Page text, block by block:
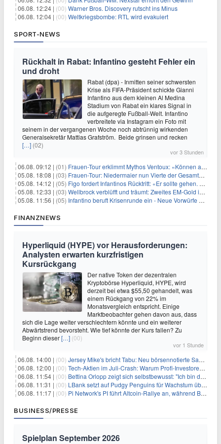
06.08. 12:24 | (00) Warner Bros. Discovery rutscht ins Minus
06.08. 12:04 | (00) Weltkriegsbombe: RTL wird evakuiert
SPORT-NEWS
Rückhalt in Rabat: Infantino gesteht Fehler ein
und droht
Rabat (dpa) - Inmitten seiner schwersten
Krise als FIFA-Präsident schickte Gianni
Infantino aus dem kleinen Al Medina
Stadium von Rabat ein klares Signal in
die aufgeregte Fußball-Welt. Infantino
verbreitete via Instagram ein Foto mit
seinem in der vergangenen Woche noch abtrünnig wirkenden
Generalsekretär Mattias Grafström. Beide grinsen und recken
[…] (02)
vor 3 Stunden
06.08. 09:12 | (01) Frauen-Tour erklimmt Mythos Ventoux: «Können alles schaffen»
05.08. 18:08 | (03) Frauen-Tour: Niedermaier nun Vierte der Gesamtwertung
05.08. 14:12 | (05) Figo fordert Infantinos Rücktritt: «Er sollte gehen. Jetzt»
05.08. 12:33 | (03) Wellbrock verblüfft und träumt: Zweites EM-Gold in Paris
05.08. 11:56 | (05) Infantino beruft Krisenrunde ein - Neue Vorwürfe gegen FIFA
FINANZNEWS
Hyperliquid (HYPE) vor Herausforderungen:
Analysten erwarten kurzfristigen
Kursrückgang
Der native Token der dezentralen
Kryptobörse Hyperliquid, HYPE, wird
derzeit bei etwa $55,50 gehandelt, was
einem Rückgang von 22% im
Monatsvergleich entspricht. Einige
Marktbeobachter gehen davon aus, dass
sich die Lage weiter verschlechtern könnte und ein weiterer
Abwärtstrend bevorsteht. Wie tief könnte der Kurs fallen? Zu
Beginn dieser[…] (00)
vor 1 Stunde
06.08. 14:00 | (00) Jersey Mike's bricht Tabu: Neu börsennotierte Sandwich-Kette startet Millionen-Offensive in digitales Marketing
06.08. 12:00 | (00) Tech-Aktien im Juli-Crash: Warum Profi-Investoren jetzt zugreifen – Stresstest statt Bärenmarkt
06.08. 11:54 | (00) Bettina Orlopp zeigt sich selbstbewusst: "Ich bin die Vorstandsvorsitzende"
06.08. 11:31 | (00) LBank setzt auf Pudgy Penguins für Wachstum über den Handel hinaus
06.08. 11:17 | (00) Pi Network's PI führt Altcoin-Rallye an, während Bitcoin $65.000 anpeilt
BUSINESS/PRESSE
Spielplan September 2026